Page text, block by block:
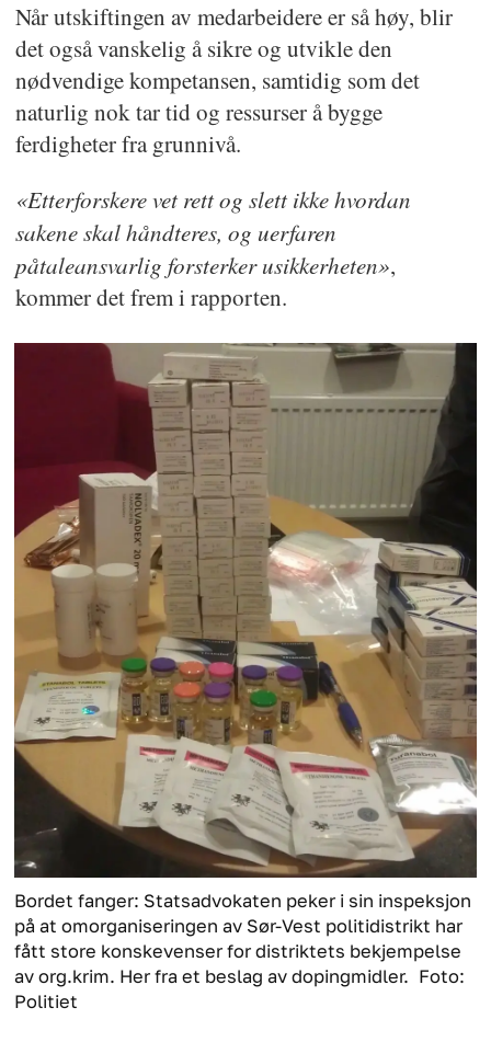
Når utskiftingen av medarbeidere er så høy, blir
det også vanskelig å sikre og utvikle den
nødvendige kompetansen, samtidig som det
naturlig nok tar tid og ressurser å bygge
ferdigheter fra grunnivå.
«Etterforskere vet rett og slett ikke hvordan
sakene skal håndteres, og uerfaren
påtaleansvarlig forsterker usikkerheten»,
kommer det frem i rapporten.
Bordet fanger: Statsadvokaten peker i sin inspeksjon
på at omorganiseringen av Sør-Vest politidistrikt har
fått store konskevenser for distriktets bekjempelse
av org.krim. Her fra et beslag av dopingmidler. Foto:
Politiet